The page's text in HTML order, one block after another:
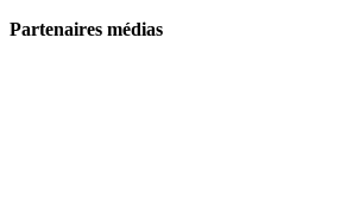
Partenaires médias